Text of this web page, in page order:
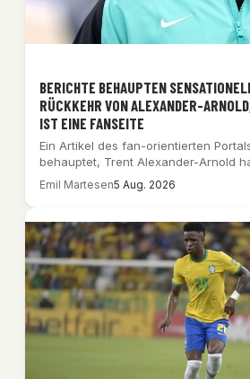
BERICHTE BEHAUPTEN
RÜCKKEHR VON ALEXANDER-
IST EINE FANSEITE
Ein Artikel des fan-orientierten
behauptet, Trent Alexander-Arnold
geeinigt, seinen Wechsel…
Emil Martesen5 Aug. 2026